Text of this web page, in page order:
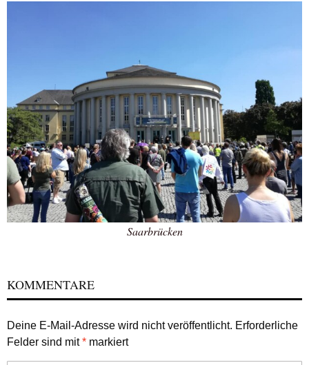
Saarbrücken
KOMMENTARE
Deine E-Mail-Adresse wird nicht veröffentlicht. Erforderliche
Felder sind mit* markiert